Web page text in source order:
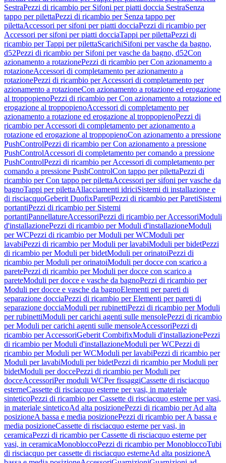
SestraPezzi di ricambio per Sifoni per piatti doccia SestraSenza
tappo per pilettaPezzi di ricambio per Senza tappo per
pilettaAccessori per sifoni per piatti docciaPezzi di ricambio per
Accessori per sifoni per piatti docciaTappi per pilettaPezzi di
ricambio per Tappi per pilettaScarichiSifoni per vasche da bagno,
d52Pezzi di ricambio per Sifoni per vasche da bagno, d52Con
azionamento a rotazionePezzi di ricambio per Con azionamento a
rotazioneAccessori di completamento per azionamento a
rotazionePezzi di ricambio per Accessori di completamento per
azionamento a rotazioneCon azionamento a rotazione ed erogazione
al troppopienoPezzi di ricambio per Con azionamento a rotazione ed
erogazione al troppopienoAccessori di completamento per
azionamento a rotazione ed erogazione al troppopienoPezzi di
ricambio per Accessori di completamento per azionamento a
rotazione ed erogazione al troppopienoCon azionamento a pressione
PushControlPezzi di ricambio per Con azionamento a pressione
PushControlAccessori di completamento per comando a pressione
PushControlPezzi di ricambio per Accessori di completamento per
comando a pressione PushControlCon tappo per pilettaPezzi di
ricambio per Con tappo per pilettaAccessori per sifoni per vasche da
bagnoTappi per pilettaAllacciamenti idriciSistemi di installazione e
di risciacquoGeberit DuofixParetiPezzi di ricambio per ParetiSistemi
portantiPezzi di ricambio per Sistemi
portantiPannellatureAccessoriPezzi di ricambio per AccessoriModuli
d'installazionePezzi di ricambio per Moduli d'installazioneModuli
per WCPezzi di ricambio per Moduli per WCModuli per
lavabiPezzi di ricambio per Moduli per lavabiModuli per bidetPezzi
di ricambio per Moduli per bidetModuli per orinatoiPezzi di
ricambio per Moduli per orinatoiModuli per docce con scarico a
paretePezzi di ricambio per Moduli per docce con scarico a
pareteModuli per docce e vasche da bagnoPezzi di ricambio per
Moduli per docce e vasche da bagnoElementi per pareti di
separazione docciaPezzi di ricambio per Elementi per pareti di
separazione docciaModuli per rubinettiPezzi di ricambio per Moduli
per rubinettiModuli per carichi agenti sulle mensolePezzi di ricambio
per Moduli per carichi agenti sulle mensoleAccessoriPezzi di
ricambio per AccessoriGeberit CombifixModuli d'installazionePezzi
di ricambio per Moduli d'installazioneModuli per WCPezzi di
ricambio per Moduli per WCModuli per lavabiPezzi di ricambio per
Moduli per lavabiModuli per bidetPezzi di ricambio per Moduli per
bidetModuli per doccePezzi di ricambio per Moduli per
docceAccessoriPer moduli WCPer fissaggiCassette di risciacquo
esterneCassette di risciacquo esterne per vasi, in materiale
sinteticoPezzi di ricambio per Cassette di risciacquo esterne per vasi,
in materiale sinteticoAd alta posizionePezzi di ricambio per Ad alta
posizioneA bassa e media posizionePezzi di ricambio per A bassa e
media posizioneCassette di risciacquo esterne per vasi, in
ceramicaPezzi di ricambio per Cassette di risciacquo esterne per
vasi, in ceramicaMonobloccoPezzi di ricambio per MonobloccoTubi
di risciacquo per cassette di risciacquo esterneAd alta posizioneA